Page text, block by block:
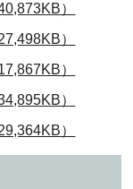
）
）
）
）
）